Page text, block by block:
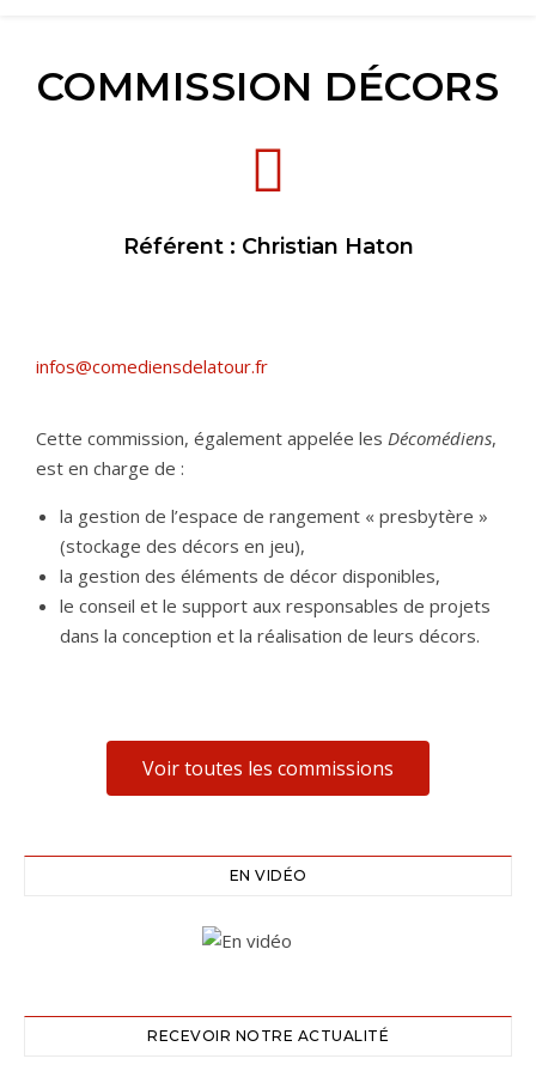
COMMISSION DÉCORS
Référent : Christian Haton
infos@comediensdelatour.fr
Cette commission, également appelée les Décomédiens,
est en charge de :
la gestion de l’espace de rangement « presbytère »
(stockage des décors en jeu),
la gestion des éléments de décor disponibles,
le conseil et le support aux responsables de projets
dans la conception et la réalisation de leurs décors.
Voir toutes les commissions
EN VIDÉO
RECEVOIR NOTRE ACTUALITÉ